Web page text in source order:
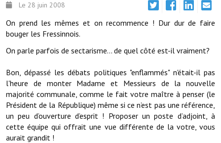
Urbanisme
Nous contacter
Les foulées fressinoises
ACCÈS RAPIDE
Démarches administratives
Le 28 juin 2008
On prend les mêmes et on recommence ! Dur dur de faire
bouger les Fressinnois.
On parle parfois de sectarisme... de quel côté est-il vraiment?
Bon, dépassé les débats politiques "enflammés" n'était-il pas
l'heure de monter Madame et Messieurs de la nouvelle
majorité communale, comme le fait votre maître à penser (le
Président de la République) même si ce n’est pas une référence,
un peu d’ouverture d’esprit ! Proposer un poste d’adjoint, à
cette équipe qui offrait une vue différente de la votre, vous
aurait grandit !